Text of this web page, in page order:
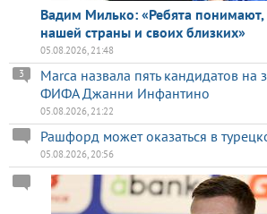
Вадим Милько: «Ребята понимают,
нашей страны и своих близких»
05.08.2026, 21:48
Marca назвала пять кандидатов на
ФИФА Джанни Инфантино
3
05.08.2026, 21:22
Рашфорд может оказаться в
05.08.2026, 20:56